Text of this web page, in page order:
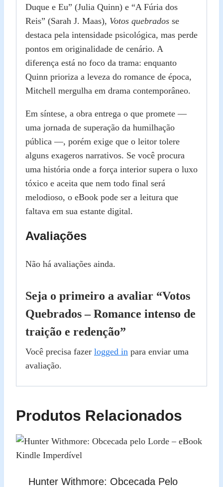
Duque e Eu” (Julia Quinn) e “A Fúria dos
Reis” (Sarah J. Maas), Votos quebrados se
destaca pela intensidade psicológica, mas perde
pontos em originalidade de cenário. A
diferença está no foco da trama: enquanto
Quinn prioriza a leveza do romance de época,
Mitchell mergulha em drama contemporâneo.
Em síntese, a obra entrega o que promete —
uma jornada de superação da humilhação
pública —, porém exige que o leitor tolere
alguns exageros narrativos. Se você procura
uma história onde a força interior supera o luxo
tóxico e aceita que nem todo final será
melodioso, o eBook pode ser a leitura que
faltava em sua estante digital.
Avaliações
Não há avaliações ainda.
Seja o primeiro a avaliar “Votos
Quebrados – Romance intenso de
traição e redenção”
Você precisa fazer logged in para enviar uma
avaliação.
Produtos Relacionados
Hunter Withmore: Obcecada Pelo